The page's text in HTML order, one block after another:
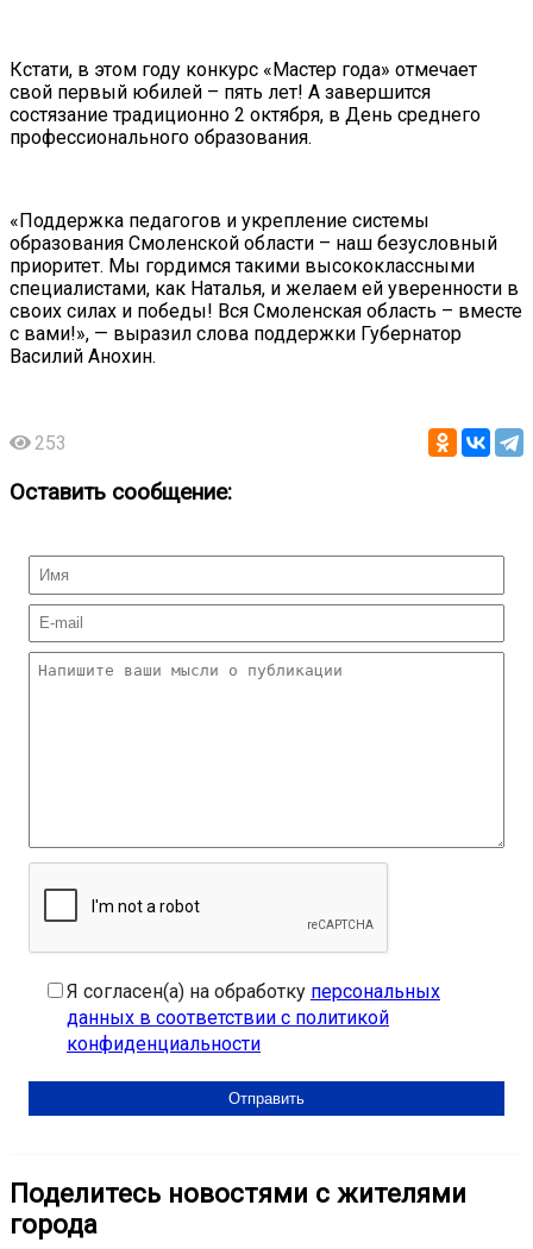
Кстати, в этом году конкурс «Мастер года» отмечает
свой первый юбилей – пять лет! А завершится
состязание традиционно 2 октября, в День среднего
профессионального образования.
«Поддержка педагогов и укрепление системы
образования Смоленской области – наш безусловный
приоритет. Мы гордимся такими высококлассными
специалистами, как Наталья, и желаем ей уверенности в
своих силах и победы! Вся Смоленская область – вместе
с вами!», — выразил слова поддержки Губернатор
Василий Анохин.
253
Оставить сообщение:
Я согласен(а) на обработку персональных
данных в соответствии с политикой
конфиденциальности
Поделитесь новостями с жителями
города